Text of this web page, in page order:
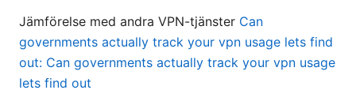
Jämförelse med andra VPN-tjänster Can
governments actually track your vpn usage lets find
out: Can governments actually track your vpn usage
lets find out